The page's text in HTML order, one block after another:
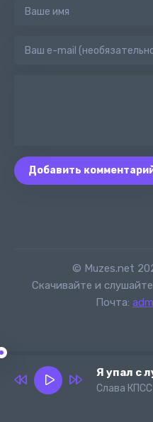
Добавить
© Muzes.net
Скачивайте и
Почта:
Я упал с
Слава КПСС